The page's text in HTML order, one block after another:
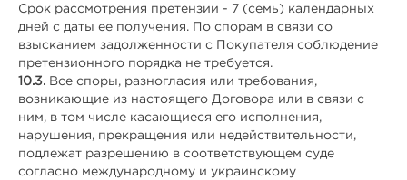
Срок рассмотрения претензии - 7 (семь) календарных
дней с даты ее получения. По спорам в связи со
взысканием задолженности с Покупателя соблюдение
претензионного порядка не требуется.
10.3. Все споры, разногласия или требования,
возникающие из настоящего Договора или в связи с
ним, в том числе касающиеся его исполнения,
нарушения, прекращения или недействительности,
подлежат разрешению в соответствующем суде
согласно международному и украинскому